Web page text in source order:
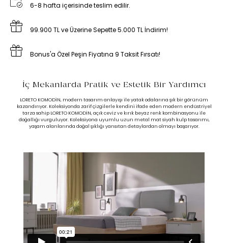
6-8 hafta içerisinde teslim edilir.
99.900 TL ve Üzerine Sepette 5.000 TL İndirim!
Bonus'a Özel Peşin Fiyatına 9 Taksit Fırsatı!
İç Mekanlarda Pratik ve Estetik Bir Yardımcı
LORETO KOMODİN, modern tasarım anlayışı ile yatak odalarına şık bir görünüm
kazandırıyor. Koleksiyonda zarif çizgilerle kendini ifade eden modern endüstriyel
tarza sahip LORETO KOMODİN, açık ceviz ve kırık beyaz renk kombinasyonu ile
doğallığı vurguluyor. Koleksiyona uyumlu uzun metal mat siyah kulp tasarımı,
yaşam alanlarında doğal şıklığı yansıtan detaylardan olmayı başarıyor.